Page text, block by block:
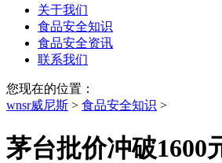
关于我们
食品安全知识
食品安全资讯
联系我们
您现在的位置：
wnsr威尼斯 > 食品安全知识 >
茅台批价冲破1600